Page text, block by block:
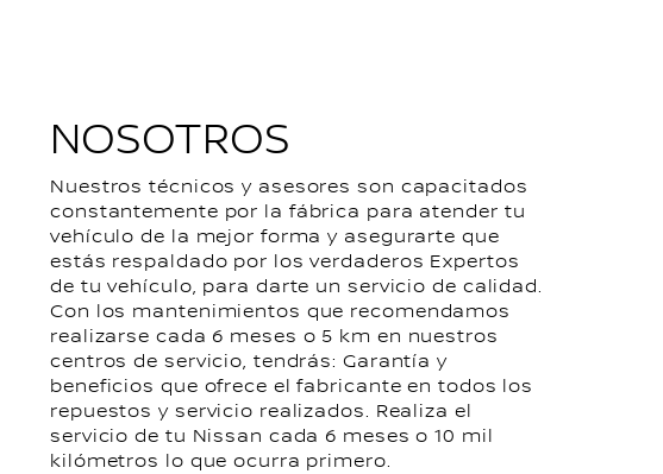
NOSOTROS
Nuestros técnicos y asesores son capacitados
constantemente por la fábrica para atender tu
vehículo de la mejor forma y asegurarte que
estás respaldado por los verdaderos Expertos
de tu vehículo, para darte un servicio de calidad.
Con los mantenimientos que recomendamos
realizarse cada 6 meses o 5 km en nuestros
centros de servicio, tendrás: Garantía y
beneficios que ofrece el fabricante en todos los
repuestos y servicio realizados. Realiza el
servicio de tu Nissan cada 6 meses o 10 mil
kilómetros lo que ocurra primero.